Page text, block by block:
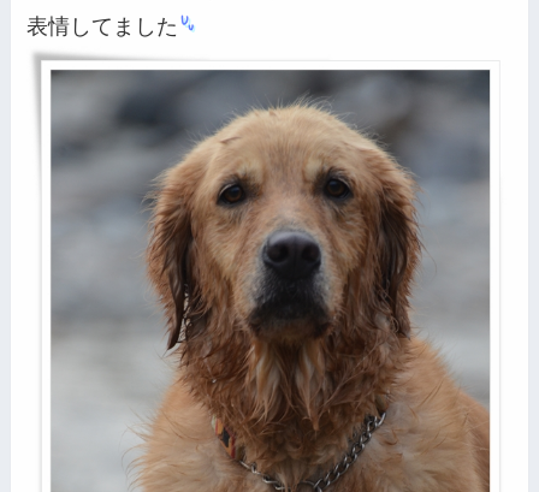
表情してました